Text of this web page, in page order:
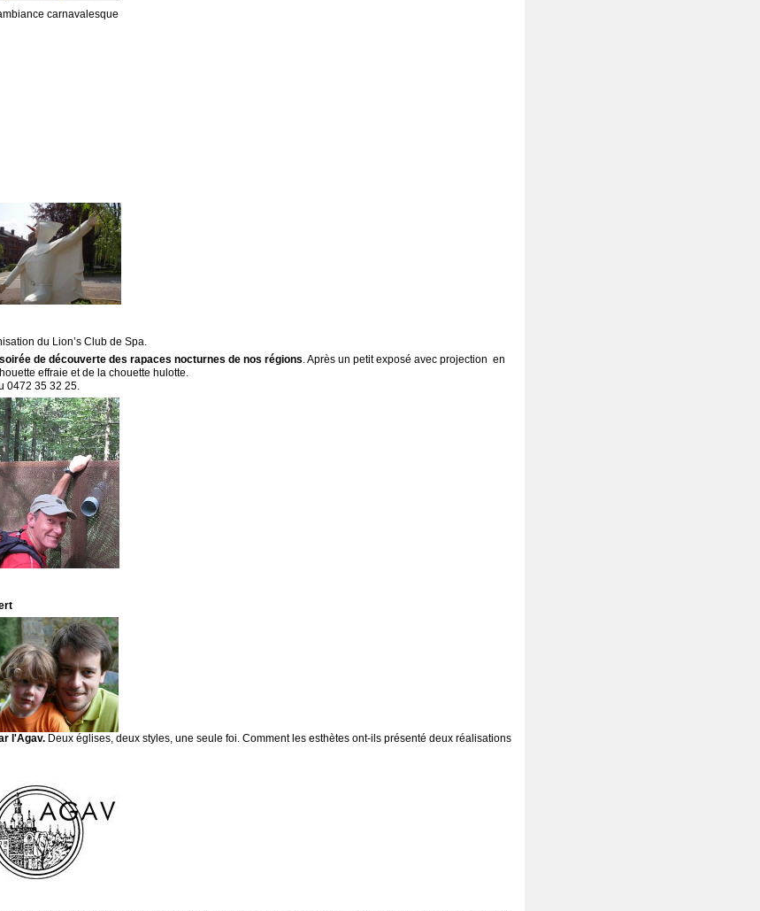
carnavalesque
du Lion’s Club de Spa.
de découverte des rapaces nocturnes de nos régions. Après un petit exposé avec projection en
effraie et de la chouette hulotte.
0472 35 32 25.
l'Agav. Deux églises, deux styles, une seule foi. Comment les esthètes ont-ils présenté deux réalisations